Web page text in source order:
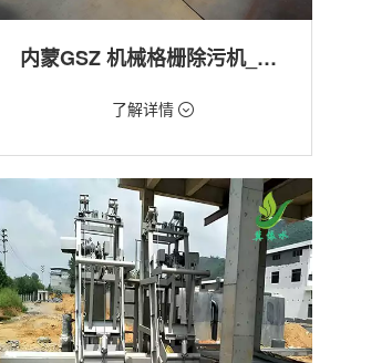
内蒙GSZ 机械格栅除污机_污水处理拦截设备_型号参数 | 工作原理 | 适用场景详解
价格：1800元/台
机
用途：泵站,污水处理,渠道,河道,化工,纺织,给
排水工程
了解详情